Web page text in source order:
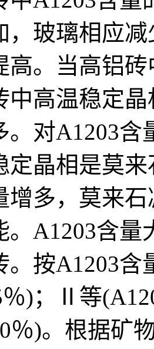
，玻璃相应
高。当高铝
中高温稳定
。对A1203含
定晶相是莫
增多，莫来
。A1203含
。按A1203
％)；Ⅱ等
％)。根据矿